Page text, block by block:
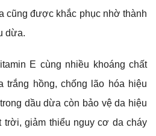
cũng được khắc phục nhờ thành
dừa.
E cùng nhiều khoáng chất
trắng hồng, chống lão hóa hiệu
dầu dừa còn bảo vệ da hiệu
trời, giảm thiểu nguy cơ da cháy